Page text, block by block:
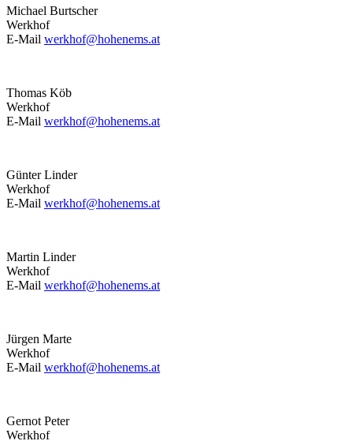
Michael Burtscher
Werkhof
E-Mail werkhof@hohenems.at
Thomas Köb
Werkhof
E-Mail werkhof@hohenems.at
Günter Linder
Werkhof
E-Mail werkhof@hohenems.at
Martin Linder
Werkhof
E-Mail werkhof@hohenems.at
Jürgen Marte
Werkhof
E-Mail werkhof@hohenems.at
Gernot Peter
Werkhof